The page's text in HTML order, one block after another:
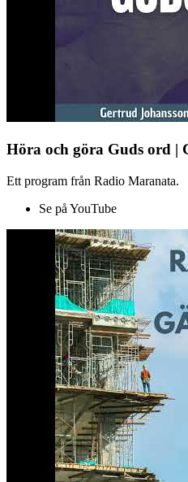
Höra och göra Guds ord |
Ett program från Radio Maranata.
Se på YouTube